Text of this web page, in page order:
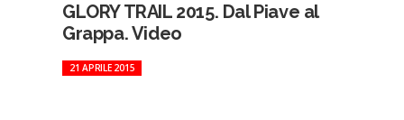
GLORY TRAIL 2015. Dal Piave al
Grappa. Video
21 APRILE 2015